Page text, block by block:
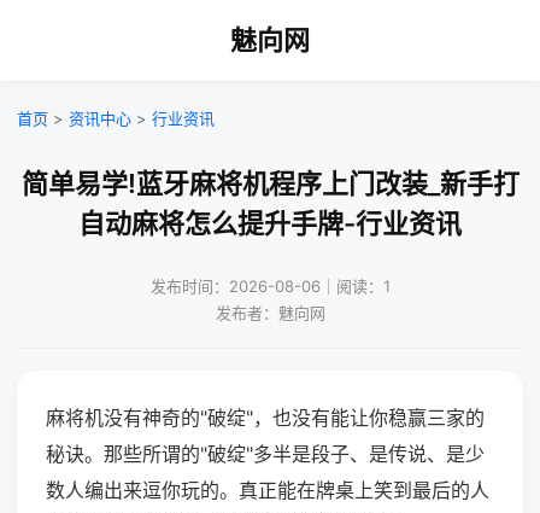
魅向网
首页 > 资讯中心 > 行业资讯
简单易学!蓝牙麻将机程序上门改装_新手打
自动麻将怎么提升手牌-行业资讯
发布时间：2026-08-06｜阅读：1
发布者：魅向网
麻将机没有神奇的"破绽"，也没有能让你稳赢三家的
秘诀。那些所谓的"破绽"多半是段子、是传说、是少
数人编出来逗你玩的。真正能在牌桌上笑到最后的人